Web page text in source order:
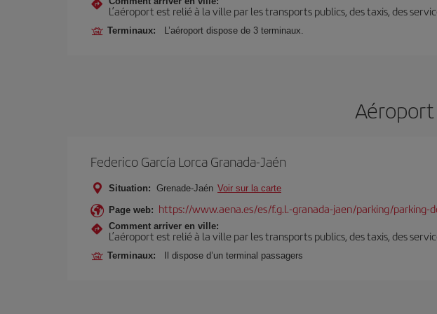
L’aéroport est relié à la ville par les transports publics, des taxis, des
Terminaux: L’aéroport dispose de 3 terminaux.
Federico García Lorca Granada-Jaén
Situation: Grenade-Jaén Voir sur la carte
Page web: https://www.aena.es/es/f.g.l.-granada-jaen/parking/parking-
Comment arriver en ville:
L’aéroport est relié à la ville par les transports publics, des taxis, des
Terminaux: Il dispose d’un terminal passagers